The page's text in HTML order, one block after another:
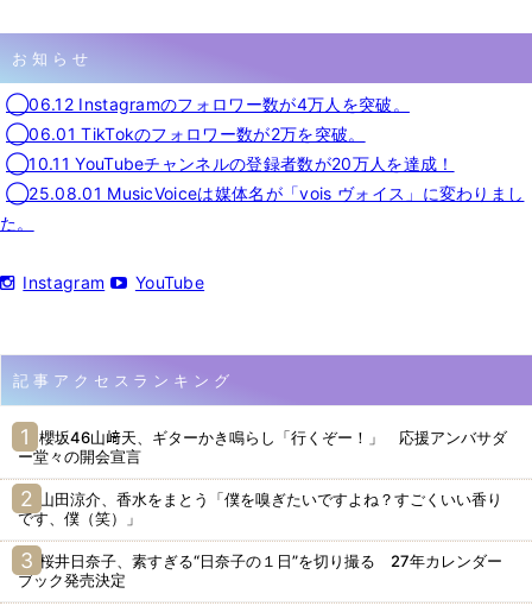
お知らせ
◯06.12 Instagramのフォロワー数が4万人を突破。
◯06.01 TikTokのフォロワー数が2万を突破。
◯10.11 YouTubeチャンネルの登録者数が20万人を達成！
◯25.08.01 MusicVoiceは媒体名が「vois ヴォイス」に変わりまし
た。
Instagram YouTube
記事アクセスランキング
櫻坂46山﨑天、ギターかき鳴らし「行くぞー！」 応援アンバサダ
ー堂々の開会宣言
山田涼介、香水をまとう「僕を嗅ぎたいですよね？すごくいい香り
です、僕（笑）」
桜井日奈子、素すぎる“日奈子の１日”を切り撮る 27年カレンダー
ブック発売決定